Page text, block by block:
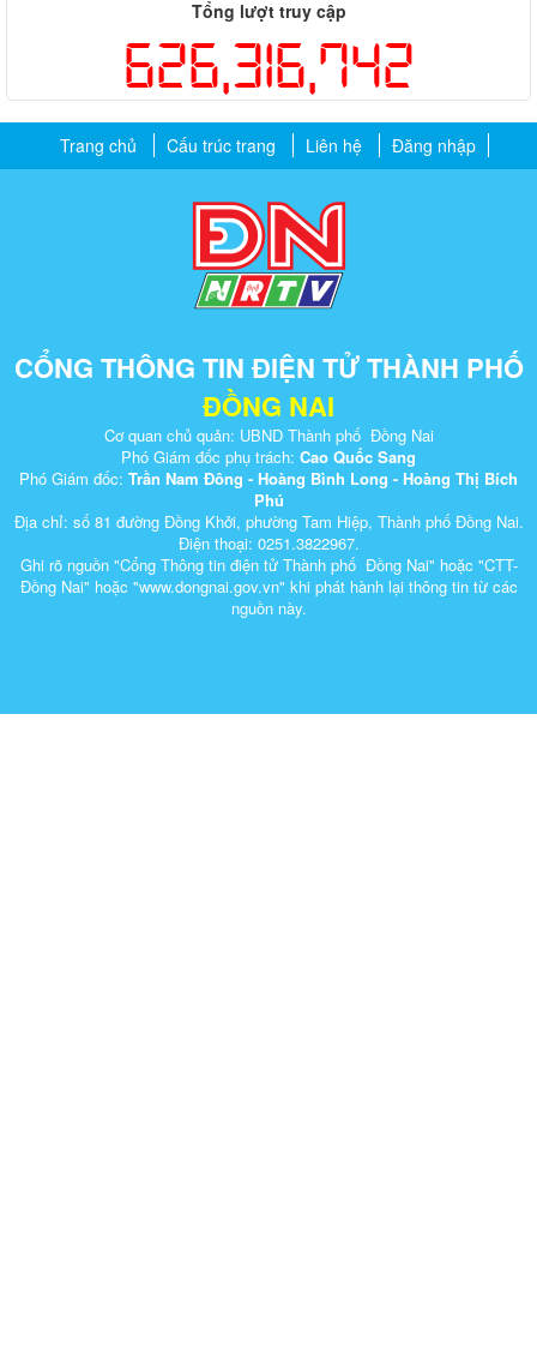
Tổng lượt truy cập
626,316,742
Trang chủ Cấu trúc trang Liên hệ Đăng nhập
CỔNG THÔNG TIN ĐIỆN TỬ THÀNH PHỐ
ĐỒNG NAI
Cơ quan chủ quản: UBND Thành phố Đồng Nai
Phó Giám đốc phụ trách: Cao Quốc Sang
Phó Giám đốc: Trần Nam Đông - Hoàng Bình Long - Hoàng Thị Bích
Phú
Địa chỉ: số 81 đường Đồng Khởi, phường Tam Hiệp, Thành phố Đồng Nai.
Điện thoại: 0251.3822967.
Ghi rõ nguồn "Cổng Thông tin điện tử Thành phố Đồng Nai" hoặc "CTT-
Đồng Nai" hoặc "www.dongnai.g​ov.vn" khi ​phát hành lại thông tin từ các
nguồn này.​